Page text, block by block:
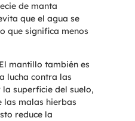
de manta
que el agua se
que significa menos
El mantillo también es
lucha contra las
superficie del suelo,
las malas hierbas
reduce la